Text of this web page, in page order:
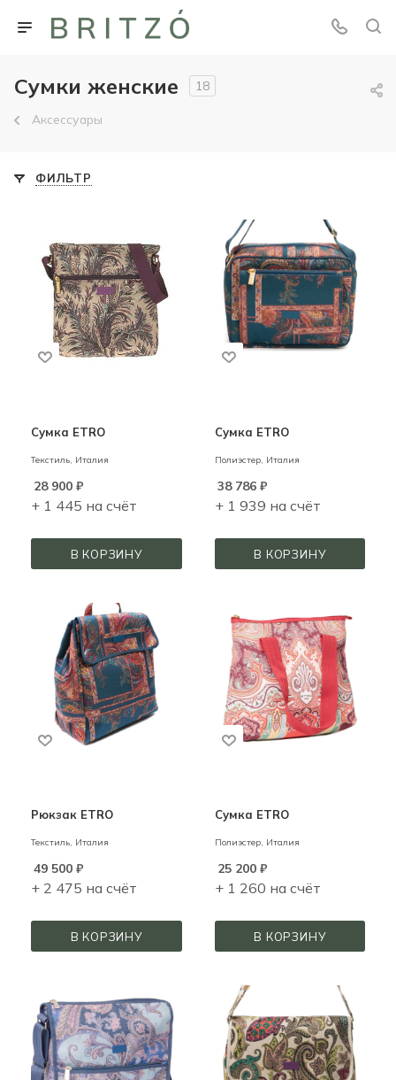
Cумки женские 18
Аксессуары
ФИЛЬТР
Сумка ETRO
Текстиль, Италия
28 900 ₽
+ 1 445 на счёт
В КОРЗИНУ
Сумка ETRO
Полиэстер, Италия
38 786₽
+ 1 939 на счёт
В КОРЗИНУ
Рюкзак ETRO
Текстиль, Италия
49 500 ₽
+ 2 475 на счёт
В КОРЗИНУ
Сумка ETRO
Полиэстер, Италия
25 200₽
+ 1 260 на счёт
В КОРЗИНУ